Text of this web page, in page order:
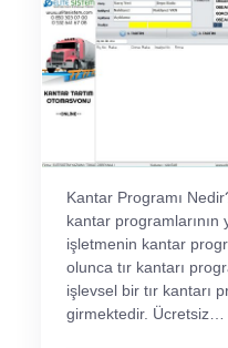
Kantar Programı
kantar programlarının
işletmenin kantar
olunca tır kantarı
işlevsel bir tır kantarı
girmektedir. Ücretsiz…